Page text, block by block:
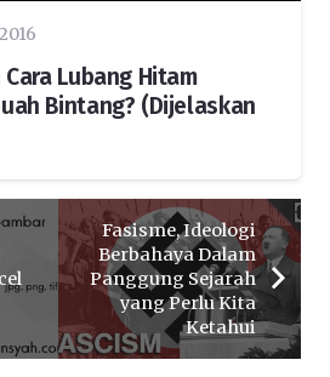
Lubang Hitam
Bintang? (Dijelaskan
Fasisme, Ideologi
Berbahaya Dalam
Panggung Sejarah
yang Perlu Kita
Ketahui